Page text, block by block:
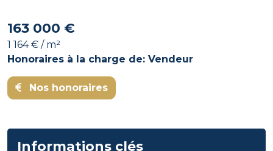
163 000 €
1 164 € / m²
Honoraires à la charge de: Vendeur
Nos honoraires
Informations clés